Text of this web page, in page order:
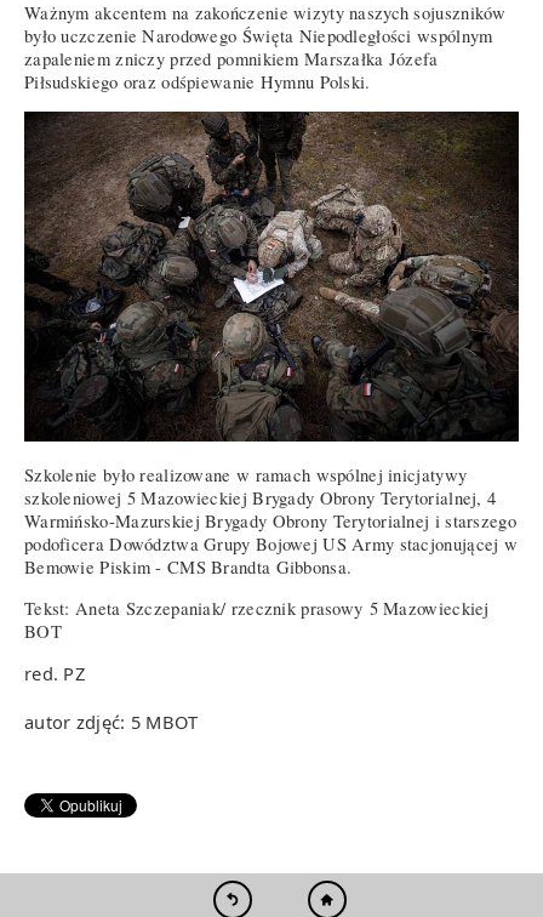
Ważnym akcentem na zakończenie wizyty naszych sojuszników
było uczczenie Narodowego Święta Niepodległości wspólnym
zapaleniem zniczy przed pomnikiem Marszałka Józefa
Piłsudskiego oraz odśpiewanie Hymnu Polski.
Szkolenie było realizowane w ramach wspólnej inicjatywy
szkoleniowej 5 Mazowieckiej Brygady Obrony Terytorialnej, 4
Warmińsko-Mazurskiej Brygady Obrony Terytorialnej i starszego
podoficera Dowództwa Grupy Bojowej US Army stacjonującej w
Bemowie Piskim - CMS Brandta Gibbonsa.
Tekst: Aneta Szczepaniak/ rzecznik prasowy 5 Mazowieckiej
BOT
red. PZ
autor zdjęć: 5 MBOT